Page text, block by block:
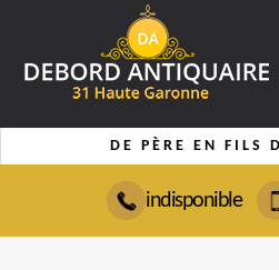
DE PÈRE EN FILS
indisponible